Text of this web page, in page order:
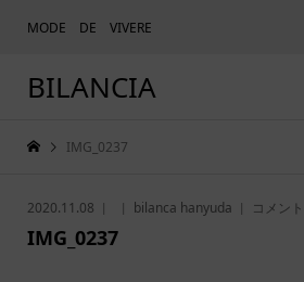
MODE DE VIVERE
BILANCIA
IMG_0237
2020.11.08 bilanca hanyuda コメン
IMG_0237